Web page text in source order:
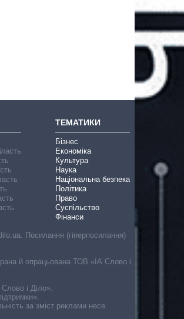
ТЕМАТИКИ
Бізнес
Економіка
Культура
Наука
Національна безпека
Політика
Право
Суспільство
Фінанси
Посилання (гіперпосилання)
й опрацьована ТОВ «ІА Слово і
і Діло».
за зміст реклами несе